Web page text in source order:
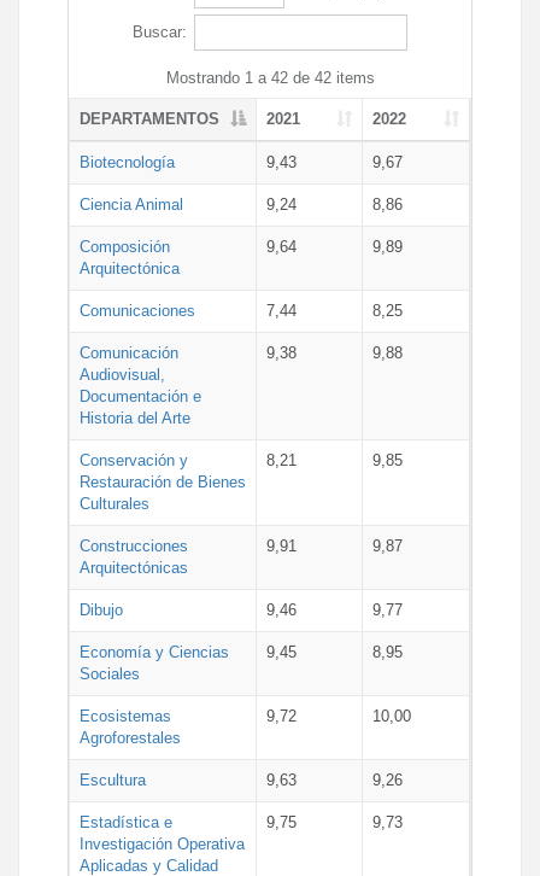
Buscar:
Mostrando 1 a 42 de 42 items
DEPARTAMENTOS 2021 2022
Biotecnología 9,43 9,67
Ciencia Animal 9,24 8,86
Composición
Arquitectónica
9,64 9,89
Comunicaciones 7,44 8,25
Comunicación
Audiovisual,
Documentación e
Historia del Arte
9,38 9,88
Conservación y
Restauración de Bienes
Culturales
8,21 9,85
Construcciones
Arquitectónicas
9,91 9,87
Dibujo 9,46 9,77
Economía y Ciencias
Sociales
9,45 8,95
Ecosistemas
Agroforestales
9,72 10,00
Escultura 9,63 9,26
Estadística e
Investigación Operativa
Aplicadas y Calidad
9,75 9,73